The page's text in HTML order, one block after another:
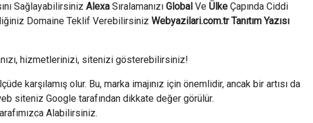
SağlayabilirsinizAlexa Sıralamanızı Global VeÜlke Çapında Ciddi
Domaine Teklif VerebilirsinizWebyazilari.com.tr Tanıtım Yazısı
hizmetlerinizi, sitenizi gösterebilirsiniz!
karşılamış olur. Bu, marka imajınız için önemlidir, ancak bir artısı da
siteniz Google tarafından dikkate değer görülür.
Alabilirsiniz.